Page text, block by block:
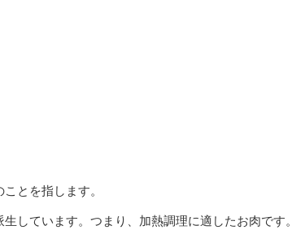
ことを指します。
生しています。つまり、加熱調理に適したお肉です。